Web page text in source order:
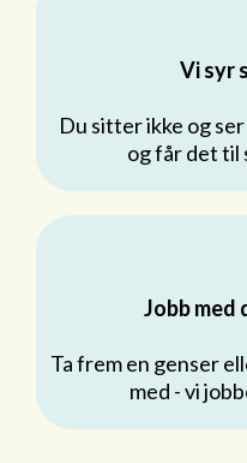
Vi syr
Du sitter ikke og
og får det til
Jobb med
Ta frem en genser
med - vi